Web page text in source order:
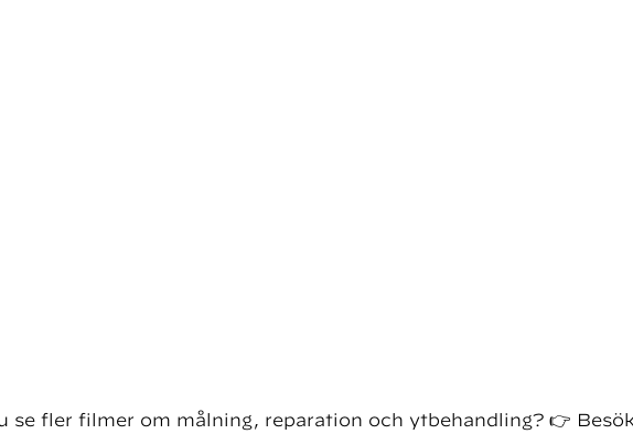
se fler filmer om målning, reparation och ytbehandling? 👉 Besök